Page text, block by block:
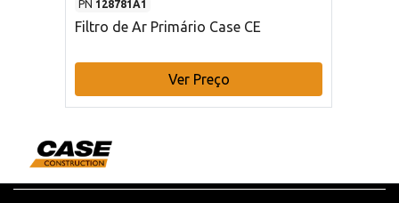
PN 128781A1
Filtro de Ar Primário Case CE
Ver Preço